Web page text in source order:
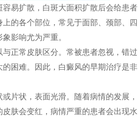
易扩散，白斑大面积扩散后会给患者
的各个部位，常见于面部、颈部、四
影响尤为严重。
正常皮肤区分。常被患者忽视，错过
困难。因此，白癜风的早期治疗是非
状，表面光滑。随着病情的发展，
肤会变红，病情严重的患者会出现水